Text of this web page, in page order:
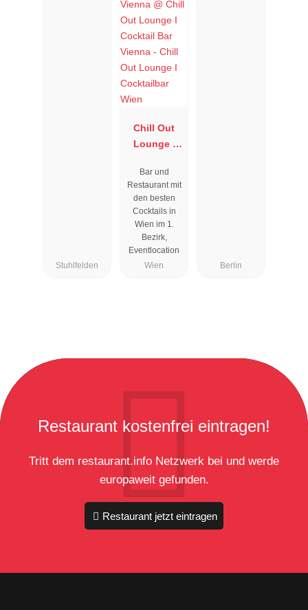
Stuhlfelden
Chill Out
Lounge I
Wien
Bar und
Restaurant mit
den besten
Cocktails in
Wien im 1.
Bezirk,
Eventlocation
Wien
Berlin
Restaurant kostenfrei eintragen!
Tritt dem restaurant.info Netzwerk bei und werde
europaweit gefunden.
Restaurant jetzt eintragen